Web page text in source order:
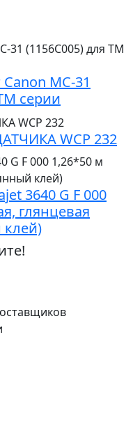
MC-31
серии
WCP 232
3640 G F 000
глянцевая